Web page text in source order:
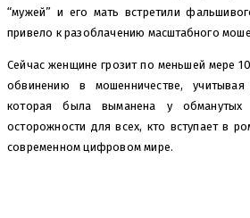
“мужей” и его мать встретили
привело к разоблачению масштабного
Сейчас женщине грозит по меньшей мере
обвинению в мошенничестве,
которая была выманена у обманутых
осторожности для всех, кто вступает в
современном цифровом мире.